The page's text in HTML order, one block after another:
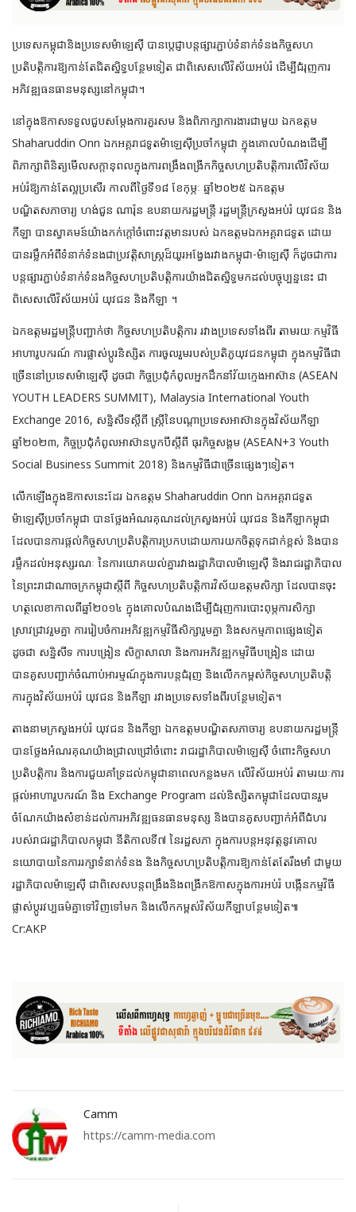
ប្រទេសកម្ពុជានិងប្រទេសម៉ាឡេស៊ី បានប្ដេជ្ញាបន្តផ្សារភ្ជាប់ទំនាក់ទំនងកិច្ចសហ
ប្រតិបត្តិការឱ្យកាន់តែជិតស្និទ្ធបន្ថែមទៀត ជាពិសេសលើវិស័យអប់រំ ដើម្បីជំរុញការ
អភិវឌ្ឍធនធានមនុស្សនៅកម្ពុជា។
នៅក្នុងឱកាសទទួលជួបសម្ដែងការគួរសម និងពិភាក្សាការងារជាមួយ ឯកឧត្តម
Shaharuddin Onn ឯកអគ្គរាជទូតម៉ាឡេស៊ីប្រចាំកម្ពុជា ក្នុងគោលបំណងដើម្បី
ពិភាក្សាពិនិត្យមើលសក្តានុពលក្នុងការពង្រឹងពង្រីកកិច្ចសហប្រតិបត្តិការលើវិស័យ
អប់រំឱ្យកាន់តែល្អប្រសើរ កាលពីថ្ងៃទី១៨ ខែកុម្ភៈ ឆ្នាំ២០២៥ ឯកឧត្តម
បណ្ឌិតសភាចារ្យ ហង់ជួន ណារ៉ុន ឧបនាយករដ្ឋមន្ត្រី រដ្ឋមន្ត្រីក្រសួងអប់រំ យុវជន និង
កីឡា បានស្វាគមន៍យ៉ាងកក់ក្ដៅចំពោះវត្តមានរបស់ ឯកឧត្តមឯកអគ្គរាជទូត ដោយ
បានរម្លឹកអំពីទំនាក់ទំនងជាប្រវត្តិសាស្ត្រដ៏យូរអង្វែងរវាងកម្ពុជា-ម៉ាឡេស៊ី ក៏ដូចជាការ
បន្តផ្សារភ្ជាប់ទំនាក់ទំនងកិច្ចសហប្រតិបត្តិការយ៉ាងជិតស្និទ្ធមកដល់បច្ចុប្បន្ននេះ ជា
ពិសេសលើវិស័យអប់រំ យុវជន និងកីឡា ។
ឯកឧត្ដមរដ្ឋមន្ត្រីបញ្ជាក់ថា កិច្ចសហប្រតិបត្តិការ រវាងប្រទេសទាំងពីរ តាមរយៈកម្មវិធី
អាហារូបករណ៍ ការផ្លាស់ប្ដូរនិស្សិត ការចូលរួមរបស់ប្រតិភូយុវជនកម្ពុជា ក្នុងកម្មវិធីជា
ច្រើននៅប្រទេសម៉ាឡេស៊ី ដូចជា កិច្ចប្រជុំកំពូលអ្នកដឹកនាំវ័យក្មេងអាស៊ាន (ASEAN
YOUTH LEADERS SUMMIT), Malaysia International Youth
Exchange 2016, សន្និសីទស្តីពី ស្ត្រីនៃបណ្តាប្រទេសអាស៊ានក្នុងវិស័យកីឡា
ឆ្នាំ២០២៣, កិច្ចប្រជុំកំពូលអាស៊ានបូកបីស្តីពី ធុរកិច្ចសង្គម (ASEAN+3 Youth
Social Business Summit 2018) និងកម្មវិធីជាច្រើនផ្សេងៗទៀត។
លើកឡើងក្នុងឱកាសនេះដែរ ឯកឧត្តម Shaharuddin Onn ឯកអគ្គរាជទូត
ម៉ាឡេស៊ីប្រចាំកម្ពុជា បានថ្លែងអំណរគុណដល់ក្រសួងអប់រំ យុវជន និងកីឡាកម្ពុជា
ដែលបានការផ្តល់កិច្ចសហប្រតិបត្តិការប្រកបដោយការយកចិត្តទុកដាក់ខ្ពស់ និងបាន
រម្លឹកដល់អនុស្សរណៈ នៃការយោគយល់គ្នារវាងរដ្ឋាភិបាលម៉ាឡេស៊ី និងរាជរដ្ឋាភិបាល
នៃព្រះរាជាណាចក្រកម្ពុជាស្តីពី កិច្ចសហប្រតិបត្តិការវិស័យឧត្តមសិក្សា ដែលបានចុះ
ហត្ថលេខាកាលពីឆ្នាំ២០១៤ ក្នុងគោលបំណងដើម្បីជំរុញការបោះពុម្ភការសិក្សា
ស្រាវជ្រាវរួមគ្នា ការរៀបចំការអភិវឌ្ឍកម្មវិធីសិក្សារួមគ្នា និងសកម្មភាពផ្សេងទៀត
ដូចជា សន្និសីទ ការបង្រៀន សិក្ខាសាលា និងការអភិវឌ្ឍកម្មវិធីបង្រៀន ដោយ
បានគូសបញ្ជាក់ចំណាប់អារម្មណ៍ក្នុងការបន្តជំរុញ និងលើកកម្ពស់កិច្ចសហប្រតិបត្តិ
ការក្នុងវិស័យអប់រំ យុវជន និងកីឡា រវាងប្រទេសទាំងពីរបន្ថែមទៀត។
តាងនាមក្រសួងអប់រំ យុវជន និងកីឡា ឯកឧត្តមបណ្ឌិតសភាចារ្យ ឧបនាយករដ្ឋមន្ត្រី
បានថ្លែងអំណរគុណយ៉ាងជ្រាលជ្រៅចំពោះ រាជរដ្ឋាភិបាលម៉ាឡេស៊ី ចំពោះកិច្ចសហ
ប្រតិបត្តិការ និងការជួយគាំទ្រដល់កម្ពុជានាពេលកន្លងមក លើវិស័យអប់រំ តាមរយៈការ
ផ្តល់អាហារូបករណ៍ និង Exchange Program ដល់និស្សិតកម្ពុជាដែលបានរួម
ចំណែកយ៉ាងសំខាន់ដល់ការអភិវឌ្ឍធនធានមនុស្ស និងបានគូសបញ្ជាក់អំពីជំហរ
របស់រាជរដ្ឋាភិបាលកម្ពុជា នីតិកាលទី៧ នៃរដ្ឋសភា ក្នុងការបន្តអនុវត្តនូវគោល
នយោបាយនៃការរក្សាទំនាក់ទំនង និងកិច្ចសហប្រតិបត្តិការឱ្យកាន់តែតែរឹងមាំ ជាមួយ
រដ្ឋាភិបាលម៉ាឡេស៊ី ជាពិសេសបន្តពង្រឹងនិងពង្រីកឱកាសក្នុងការអប់រំ បង្កើនកម្មវិធី
ផ្លាស់ប្តូរវប្បធម៌គ្នាទៅវិញទៅមក និងលើកកម្ពស់វិស័យកីឡាបន្ថែមទៀត៕
Cr:AKP
Camm
https://camm-media.com